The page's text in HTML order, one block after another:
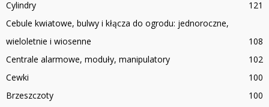
Cylindry
121
Cebule kwiatowe, bulwy i kłącza do ogrodu: jednoroczne,
wieloletnie i wiosenne
108
Centrale alarmowe, moduły, manipulatory
102
Cewki
100
Brzeszczoty
100